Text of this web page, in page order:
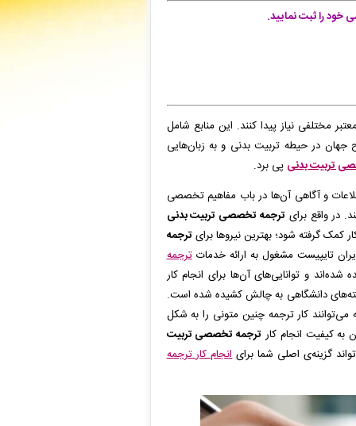
را ثبت نمایید.
مختلفی نیاز پیدا کنند. این منابع شامل
در حیطه تربیت بدنی و به زبان‌هایی
تربیت بدنی پی برد.
و آگاهی آن‌ها در باب مفاهیم تخصصی
در واقع برای ترجمه تخصصی تربیت بدنی
گرفته شود؛ بهترین نیروها برای ترجمه
تایپیست مشغول به ارائه خدماتترجمه
و توانایی‌های آن‌ها برای انجام کار
دانشگاهی به چالش کشیده شده است.
کار ترجمه چنین متونی را به شکل
کیفیت انجام کار ترجمه تخصصی تربیت
گزینه‌ی اصلی شما برایانجام کار ترجمه